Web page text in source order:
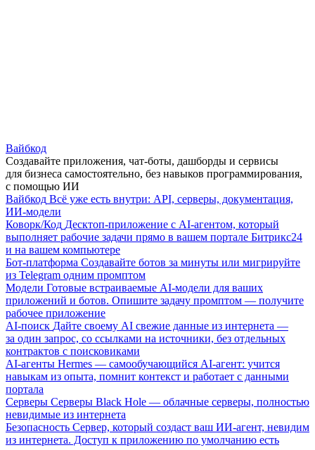
Вайбкод
Создавайте приложения, чат-боты, дашборды и сервисы
для бизнеса самостоятельно, без навыков программирования,
с помощью ИИ
Вайбкод Всё уже есть внутри: API, серверы, документация,
ИИ-модели
Коворк/Код Десктоп-приложение с AI-агентом, который
выполняет рабочие задачи прямо в вашем портале Битрикс24
и на вашем компьютере
Бот-платформа Создавайте ботов за минуты или мигрируйте
из Telegram одним промптом
Модели Готовые встраиваемые AI-модели для ваших
приложений и ботов. Опишите задачу промптом — получите
рабочее приложение
AI-поиск Дайте своему AI свежие данные из интернета —
за один запрос, со ссылками на источники, без отдельных
контрактов с поисковиками
AI-агенты Hermes — самообучающийся AI-агент: учится
навыкам из опыта, помнит контекст и работает с данными
портала
Серверы Серверы Black Hole — облачные серверы, полностью
невидимые из интернета
Безопасность Сервер, который создаст ваш ИИ-агент, невидим
из интернета. Доступ к приложению по умолчанию есть